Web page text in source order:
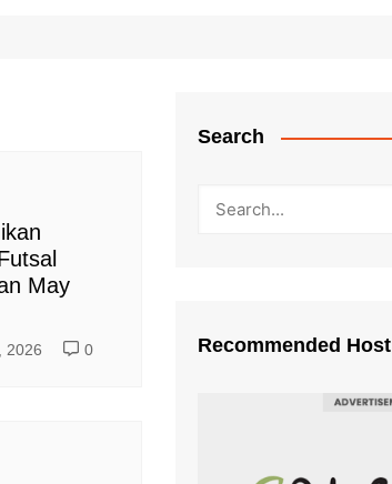
May
2026 0
Search
Recommended Host